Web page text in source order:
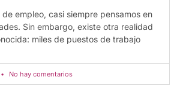
empleo, casi siempre pensamos en
Sin embargo, existe otra realidad
miles de puestos de trabajo
No hay comentarios